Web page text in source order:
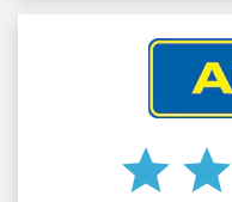
star star